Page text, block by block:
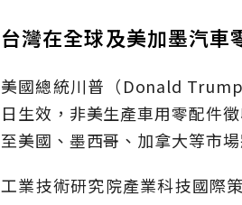
台灣在全球及美加墨汽車
美國總統川普（Donald
日生效，非美生產車用零配件
至美國、墨西哥、加拿大等市
工業技術研究院產業科技國際